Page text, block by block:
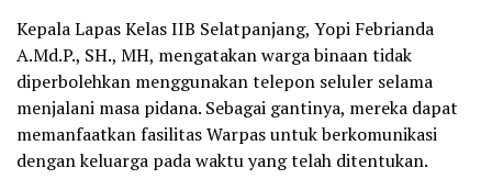
Kepala Lapas Kelas IIB Selatpanjang, Yopi Febrianda
A.Md.P., SH., MH, mengatakan warga binaan tidak
diperbolehkan menggunakan telepon seluler selama
menjalani masa pidana. Sebagai gantinya, mereka dapat
memanfaatkan fasilitas Warpas untuk berkomunikasi
dengan keluarga pada waktu yang telah ditentukan.